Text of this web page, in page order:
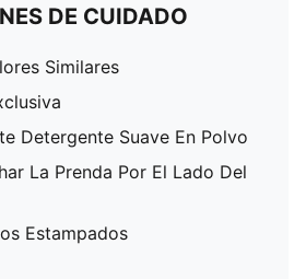
DE CUIDADO
Similares
Detergente Suave En Polvo
La Prenda Por El Lado Del
Estampados